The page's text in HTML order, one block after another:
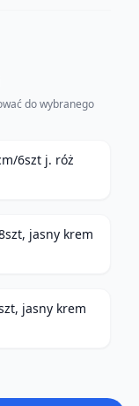
do wybranego
6szt j. róż
jasny krem
jasny krem